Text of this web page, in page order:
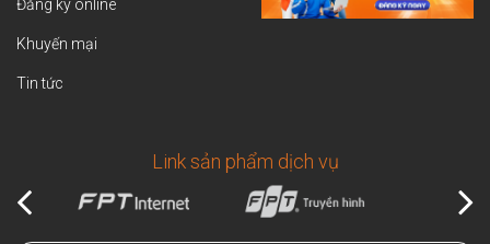
Đăng ký online
Khuyến mại
Tin tức
Link sản phẩm dịch vụ